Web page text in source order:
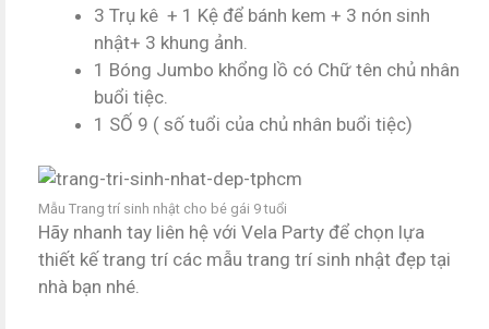
3 Trụ kê + 1 Kệ để bánh kem + 3 nón sinh
nhật+ 3 khung ảnh.
1 Bóng Jumbo khổng lồ có Chữ tên chủ nhân
buổi tiệc.
1 SỐ 9 ( số tuổi của chủ nhân buổi tiệc)
Mẫu Trang trí sinh nhật cho bé gái 9 tuổi
Hãy nhanh tay liên hệ với Vela Party để chọn lựa
thiết kế trang trí các mẫu trang trí sinh nhật đẹp tại
nhà bạn nhé.